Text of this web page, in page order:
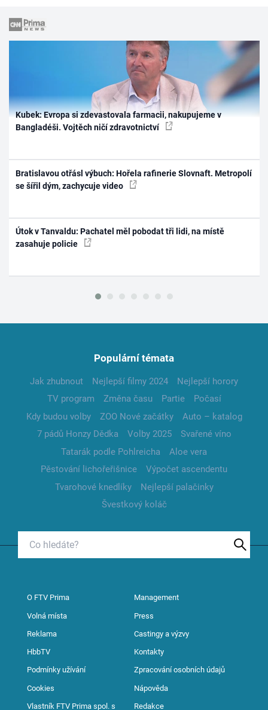
Kubek: Evropa si zdevastovala farmacii, nakupujeme v
Bangladéši. Vojtěch ničí zdravotnictví
Bratislavou otřásl výbuch: Hořela rafinerie Slovnaft. Metropolí
se šířil dým, zachycuje video
Útok v Tanvaldu: Pachatel měl pobodat tři lidi, na místě
zasahuje policie
Populární témata
Jak zhubnout Nejlepší filmy 2024
Nejlepší horory
TV program
Změna času Partie
Počasí
Kdy budou volby
ZOO Nové začátky
Auto – katalog
7 pádů Honzy Dědka
Volby 2025
Svařené víno
Tatarák podle Pohlreicha
Aloe vera
Pěstování lichořeřišnice
Výpočet ascendentu
Tvarohové knedlíky
Nejlepší palačinky
Švestkový koláč
O FTV Prima Management
Volná místa Press
Reklama Castingy a výzvy
HbbTV Kontakty
Podmínky užívání Zpracování osobních údajů
Cookies Nápověda
Vlastník FTV Prima spol. s Redakce